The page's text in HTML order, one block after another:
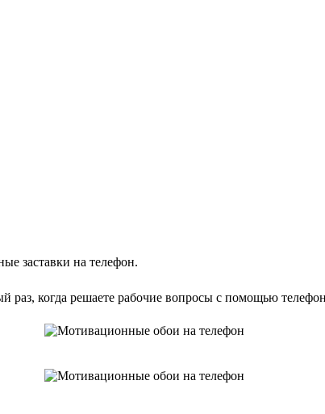
заставки на телефон.
раз, когда решаете рабочие вопросы с помощью